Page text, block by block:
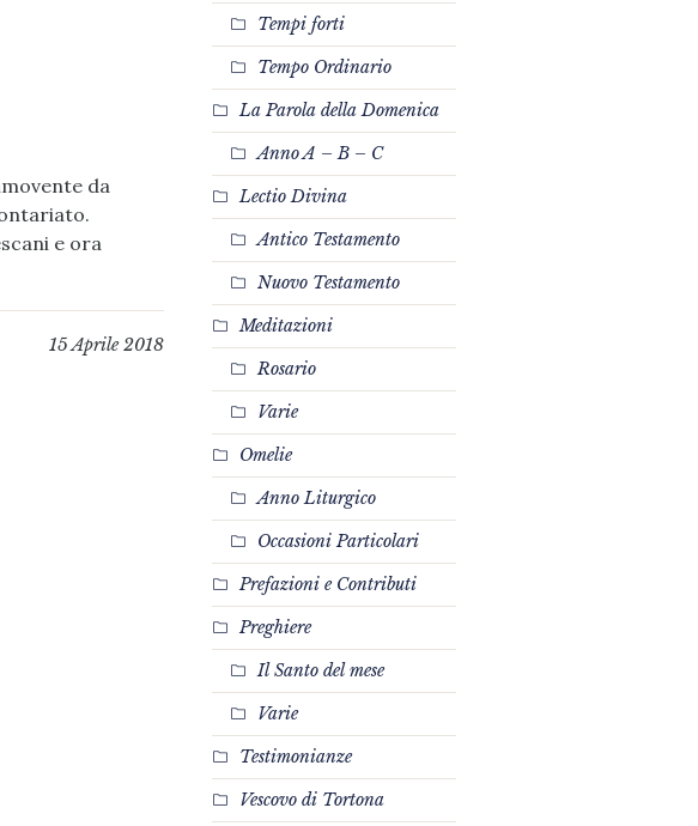
da
e ora
15 Aprile 2018
Tempi forti
Tempo Ordinario
La Parola della Domenica
Anno A – B – C
Lectio Divina
Antico Testamento
Nuovo Testamento
Meditazioni
Rosario
Varie
Omelie
Anno Liturgico
Occasioni Particolari
Prefazioni e Contributi
Preghiere
Il Santo del mese
Varie
Testimonianze
Vescovo di Tortona